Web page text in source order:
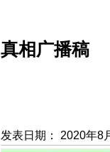
真相广播稿
发表日期： 2020年8